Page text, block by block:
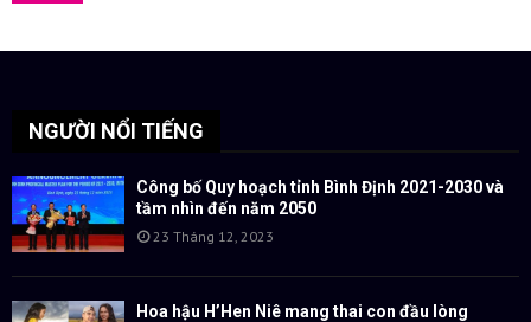
NGƯỜI NỔI TIẾNG
Công bố Quy hoạch tỉnh Bình Định 2021-2030 và
tầm nhìn đến năm 2050
23 Tháng 12, 2023
Hoa hậu H’Hen Niê mang thai con đầu lòng